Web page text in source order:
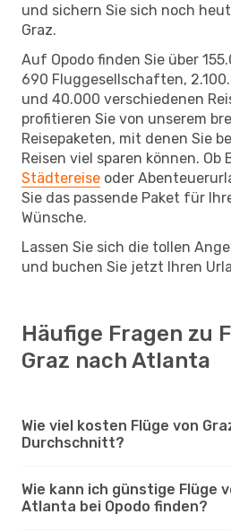
und sichern Sie sich noch
Graz.
Auf Opodo finden Sie über
690 Fluggesellschaften,
und 40.000 verschiedenen
profitieren Sie von unserem
Reisepaketen, mit denen Sie
Reisen viel sparen können. Ob
Städtereise oder
Sie das passende Paket für
Wünsche.
Lassen Sie sich die tollen
und buchen Sie jetzt Ihren
Häufige Fragen zu
Graz nach Atlanta
Wie viel kosten Flüge von
Durchschnitt?
Wie kann ich günstige Flüge
Atlanta bei Opodo finden?